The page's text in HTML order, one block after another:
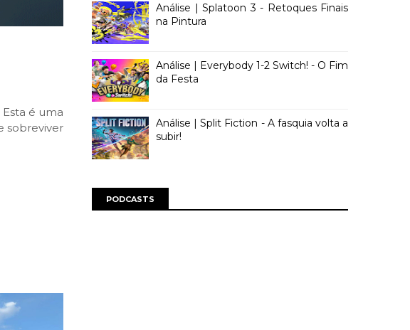
é uma
sobreviver
Análise | Splatoon 3 - Retoques Finais
na Pintura
Análise | Everybody 1-2 Switch! - O Fim
da Festa
Análise | Split Fiction - A fasquia volta a
subir!
PODCASTS